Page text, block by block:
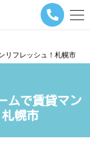
メ
ナ
シ
ボ
リフレッシュ！札幌市
ムで賃貸マン
幌市